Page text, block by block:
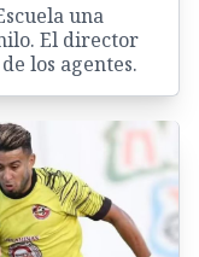
una
El director
los agentes.